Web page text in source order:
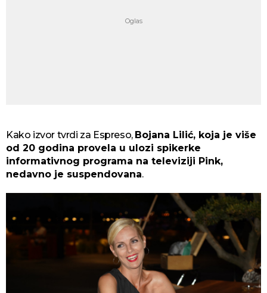
Kako izvor tvrdi za Espreso, Bojana Lilić, koja je više
od 20 godina provela u ulozi spikerke
informativnog programa na televiziji Pink,
nedavno je suspendovana.